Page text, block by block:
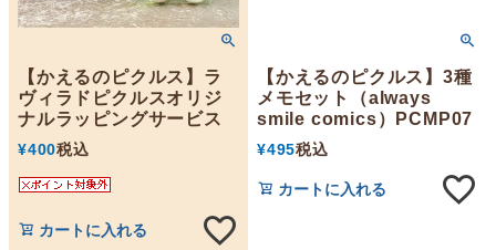
【かえるのピクルス】ラ
ヴィラドピクルスオリジ
ナルラッピングサービス
¥400税込
カートに入れる
【かえるのピクルス】3種
メモセット（always
smile comics）PCMP07
¥495税込
カートに入れる